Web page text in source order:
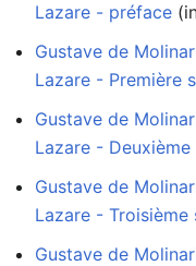
Lazare - préface
Gustave de
Lazare - Première
Gustave de
Lazare - Deuxième
Gustave de
Lazare - Troisième
Gustave de